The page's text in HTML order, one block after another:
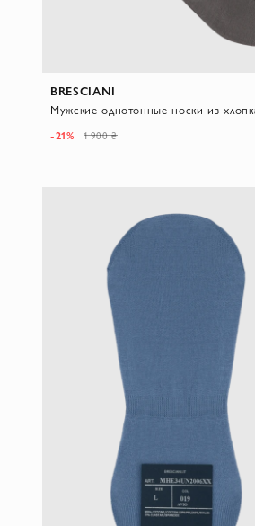
BRESCIANI
-21% 1 900 ₴